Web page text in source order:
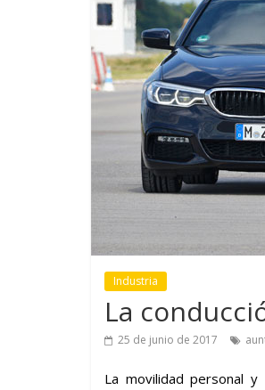
Industria
La
25 de junio de 2017
La movilidad personal
GM reafirma su
compromiso con movilidad
más segura y conectada